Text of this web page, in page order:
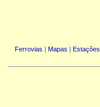
Ferrovias | Mapas | Estações